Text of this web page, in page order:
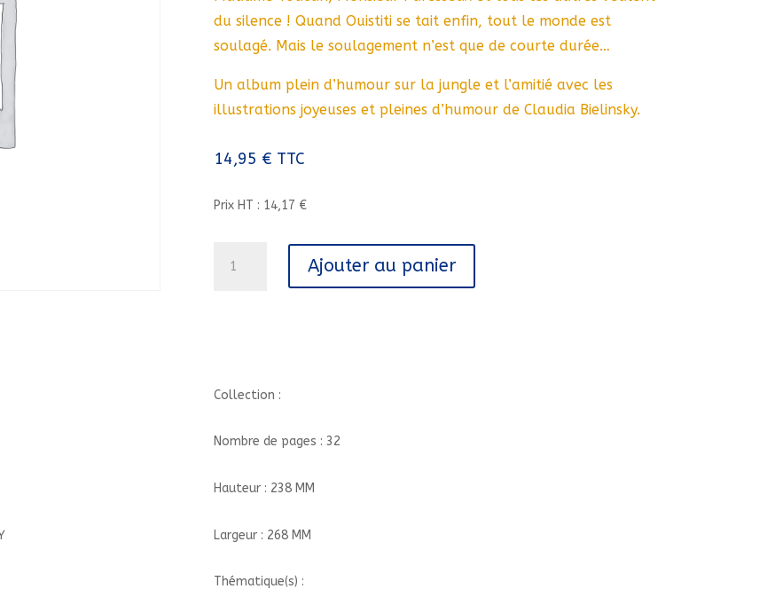
du silence ! Quand Ouistiti se tait enfin, tout le monde est
soulagé. Mais le soulagement n’est que de courte durée…
Un album plein d’humour sur la jungle et l’amitié avec les
illustrations joyeuses et pleines d’humour de Claudia Bielinsky.
14,95 € TTC
Prix HT : 14,17 €
BANANIER
Ajouter au panier
Collection :
Nombre de pages : 32
Hauteur : 238 MM
Largeur : 268 MM
Thématique(s) :